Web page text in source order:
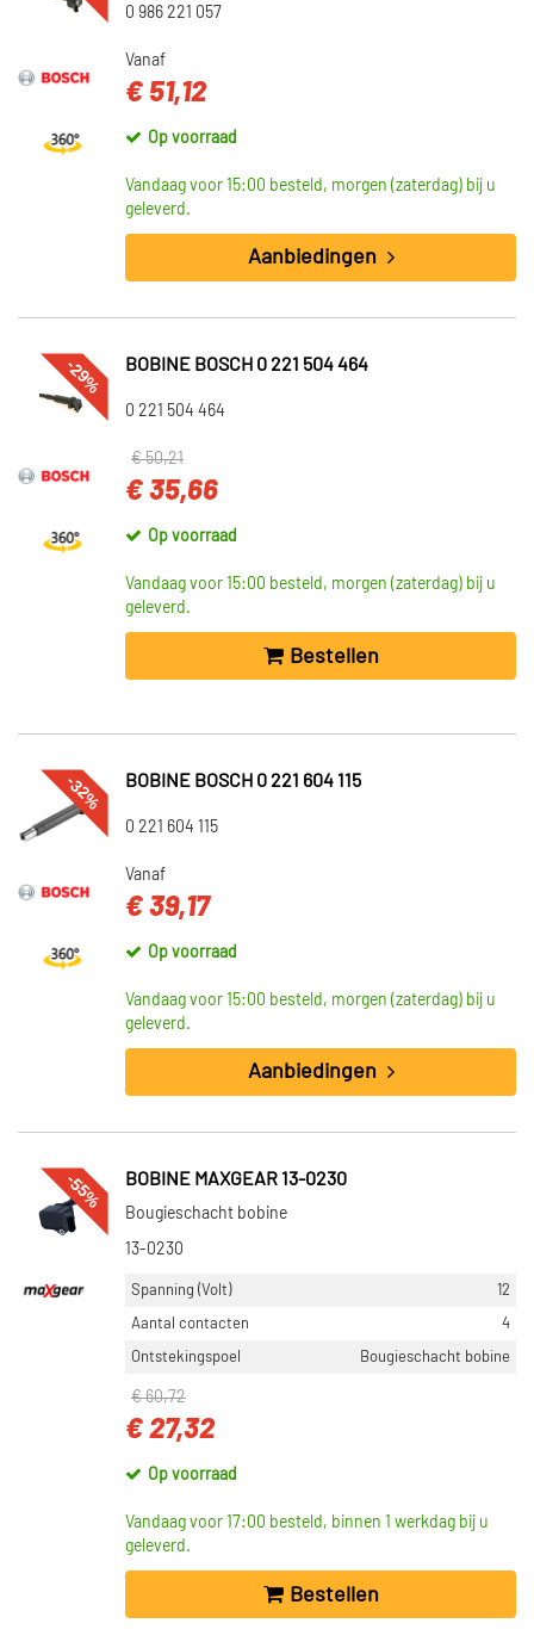
0 986 221 057
Vanaf
€ 51,12
Op voorraad
Vandaag voor 15:00 besteld, morgen (zaterdag) bij u
geleverd.
Aanbiedingen
-29% BOBINE BOSCH 0 221 504 464
0 221 504 464
€ 50,21
€ 35,66
Op voorraad
Vandaag voor 15:00 besteld, morgen (zaterdag) bij u
geleverd.
Bestellen
-32% BOBINE BOSCH 0 221 604 115
0 221 604 115
Vanaf
€ 39,17
Op voorraad
Vandaag voor 15:00 besteld, morgen (zaterdag) bij u
geleverd.
Aanbiedingen
-55% BOBINE MAXGEAR 13-0230
Bougieschacht bobine
13-0230
Spanning (Volt)
12
Aantal contacten
4
Ontstekingspoel
Bougieschacht bobine
€ 60,72
€ 27,32
Op voorraad
Vandaag voor 17:00 besteld, binnen 1 werkdag bij u
geleverd.
Bestellen